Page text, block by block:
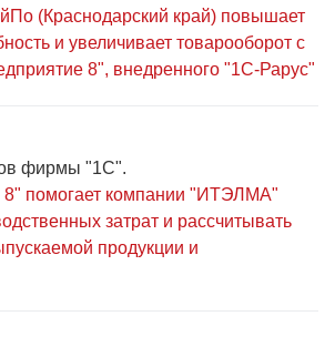
(Краснодарский край) повышает
и увеличивает товарооборот с
8", внедренного "1С-Рарус"
фирмы "1С".
помогает компании "ИТЭЛМА"
затрат и рассчитывать
продукции и